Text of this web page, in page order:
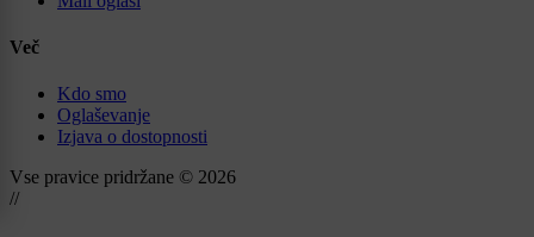
Več
Kdo smo
Oglaševanje
Izjava o dostopnosti
Vse pravice pridržane © 2026
//